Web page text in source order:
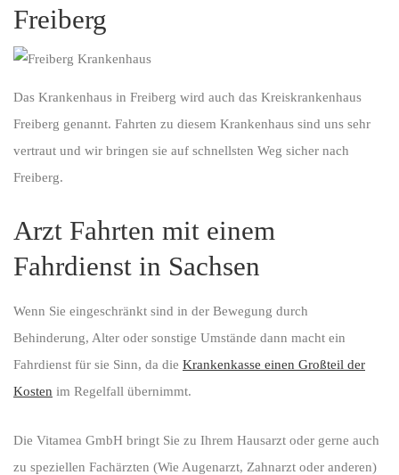
Freiberg
Das Krankenhaus in Freiberg wird auch das Kreiskrankenhaus
Freiberg genannt. Fahrten zu diesem Krankenhaus sind uns sehr
vertraut und wir bringen sie auf schnellsten Weg sicher nach
Freiberg.
Arzt Fahrten mit einem
Fahrdienst in Sachsen
Wenn Sie eingeschränkt sind in der Bewegung durch
Behinderung, Alter oder sonstige Umstände dann macht ein
Fahrdienst für sie Sinn, da die Krankenkasse einen Großteil der
Kosten im Regelfall übernimmt.
Die Vitamea GmbH bringt Sie zu Ihrem Hausarzt oder gerne auch
zu speziellen Fachärzten (Wie Augenarzt, Zahnarzt oder anderen)